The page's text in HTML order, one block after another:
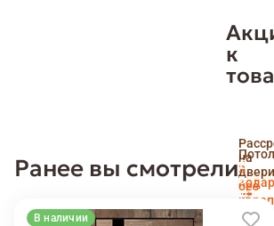
к
и
на
двери
без
в
и
Ранее вы смотрели
В наличии